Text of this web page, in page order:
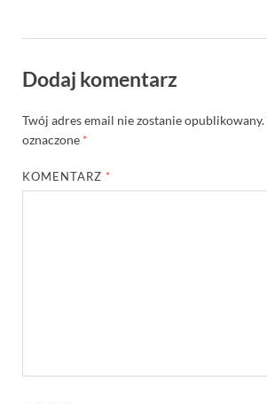
Dodaj komentarz
Twój adres email nie zostanie opublikowany.
oznaczone *
KOMENTARZ *